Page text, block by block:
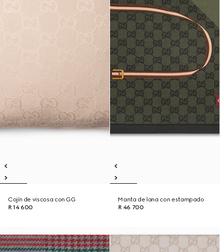
Cojín de viscosa con GG
R 14 600
Manta de lana con estampado
R 46 700